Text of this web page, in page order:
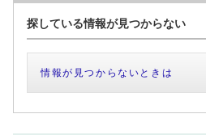
探している情報が見つからない
情報が見つからないときは